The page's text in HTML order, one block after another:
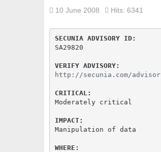
10 June 2008
Hits: 6341
SECUNIA ADVISORY ID:
SA29820
VERIFY ADVISORY:
http://secunia.com/
CRITICAL:
Moderately critical
IMPACT:
Manipulation of data
WHERE: